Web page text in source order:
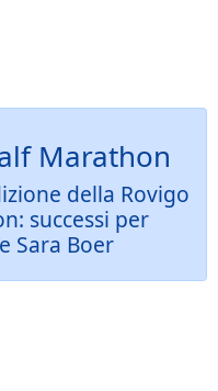
Marathon
della Rovigo
successi per
Sara Boer